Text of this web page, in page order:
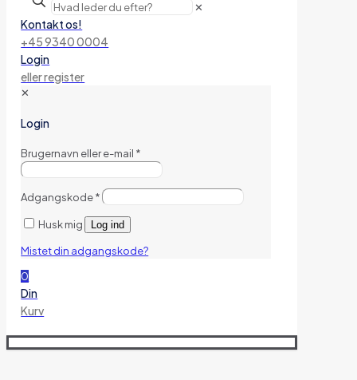
✕
Kontakt os!
+45 9340 0004
Login
eller register
✕
Login
Brugernavn eller e-mail *
Adgangskode*
Husk mig Log ind
Mistet din adgangskode?
0
Din
Kurv